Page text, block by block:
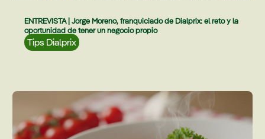
ENTREVISTA | Jorge Moreno, franquiciado de Dialprix: el reto y la
oportunidad de tener un negocio propio
Tips Dialprix